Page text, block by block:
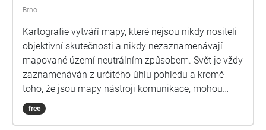
Brno
Kartografie vytváří mapy, které nejsou nikdy nositeli
objektivní skutečnosti a nikdy nezaznamenávají
mapované území neutrálním způsobem. Svět je vždy
zaznamenáván z určitého úhlu pohledu a kromě
toho, že jsou mapy nástroji komunikace, mohou
sloužit také jako nástroje moci. Hodnoty a úsudky o
tom, jaký obsah nám pomáhají zprostředkovávat,
free